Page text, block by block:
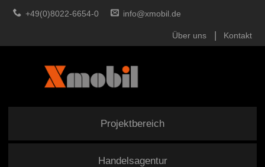
+49(0)8022-6654-0 info@xmobil.de
Über uns Kontakt
Projektbereich
Handelsagentur